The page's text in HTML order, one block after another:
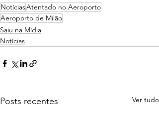
NotíciasAtentado no Aeroporto
Aeroporto de Milão
Saiu na Mídia
Notícias
Posts recentes Ver tudo